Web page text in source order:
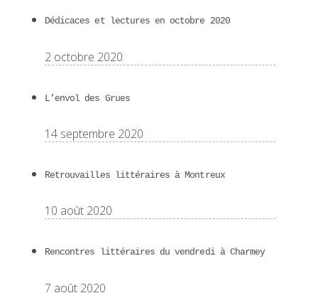
Dédicaces et lectures en octobre 2020
2 octobre 2020
L’envol des Grues
14 septembre 2020
Retrouvailles littéraires à Montreux
10 août 2020
Rencontres littéraires du vendredi à Charmey
7 août 2020